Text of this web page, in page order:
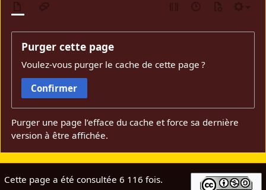
Purger cette page
Voulez-vous purger le cache de cette page ?
Confirmer
Purger une page l’efface du cache et force sa dernière
version à être affichée.
Cette page a été consultée 6 116 fois.